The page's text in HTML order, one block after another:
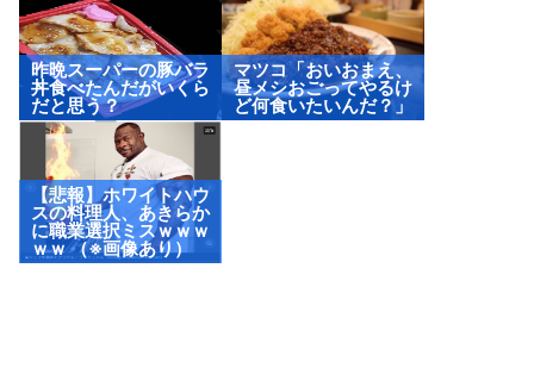
昨晩スーパーの豚バラ
丼食べたんだがいくら
だと思う？
マツコ「おいおまえ、
昼メシおごってやるけ
ど何食いたいんだ？」
【悲報】ホワイトハウ
スの料理人、あきらか
に職業選択ミスｗｗｗ
ｗｗ （※画像あり）